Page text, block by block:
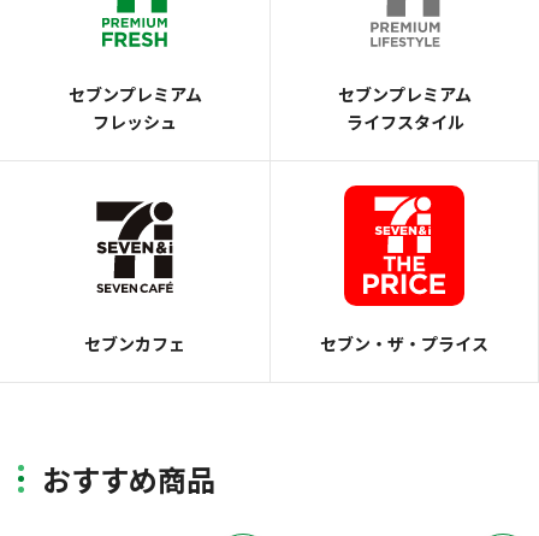
セブンプレミアム
フレッシュ
セブンプレミアム
ライフスタイル
セブンカフェ セブン・ザ・プライス
おすすめ商品